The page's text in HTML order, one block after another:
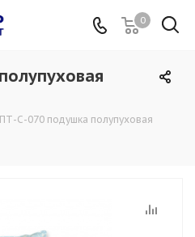
0
ПТ-С-070 подушка полупуховая